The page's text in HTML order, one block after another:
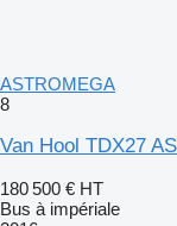
ASTROMEGA
8
Van Hool TDX27
180 500 € HT
Bus à impériale